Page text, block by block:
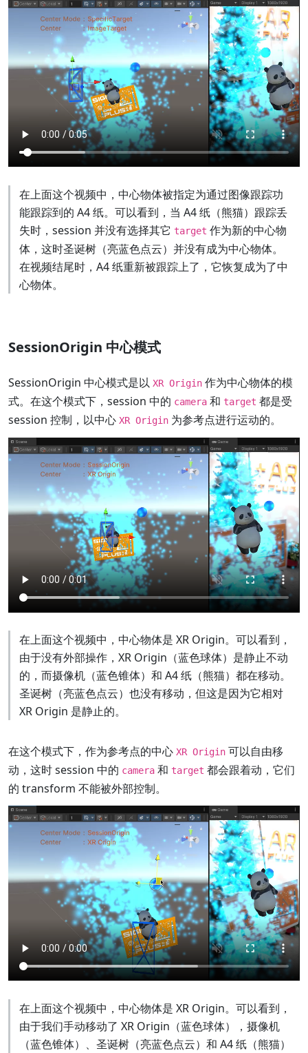
在上面这个视频中，中心物体被指定为通过图像跟踪功
能跟踪到的 A4 纸。可以看到，当 A4 纸（熊猫）跟踪丢
失时，session 并没有选择其它 target 作为新的中心物
体，这时圣诞树（亮蓝色点云）并没有成为中心物体。
在视频结尾时，A4 纸重新被跟踪上了，它恢复成为了中
心物体。
SessionOrigin 中心模式
SessionOrigin 中心模式是以 XR Origin 作为中心物体的模
式。在这个模式下，session 中的 camera 和 target 都是受
session 控制，以中心 XR Origin 为参考点进行运动的。
在上面这个视频中，中心物体是 XR Origin。可以看到，
由于没有外部操作，XR Origin（蓝色球体）是静止不动
的，而摄像机（蓝色锥体）和 A4 纸（熊猫）都在移动。
圣诞树（亮蓝色点云）也没有移动，但这是因为它相对
XR Origin 是静止的。
在这个模式下，作为参考点的中心 XR Origin 可以自由移
动，这时 session 中的 camera 和 target 都会跟着动，它们
的 transform 不能被外部控制。
在上面这个视频中，中心物体是 XR Origin。可以看到，
由于我们手动移动了 XR Origin（蓝色球体），摄像机
（蓝色锥体）、圣诞树（亮蓝色点云）和 A4 纸（熊猫）